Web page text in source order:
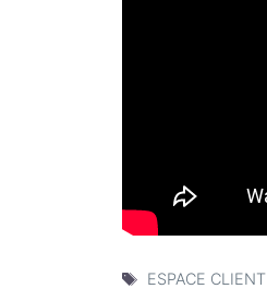
Étiquettes
ESPACE CLIENT